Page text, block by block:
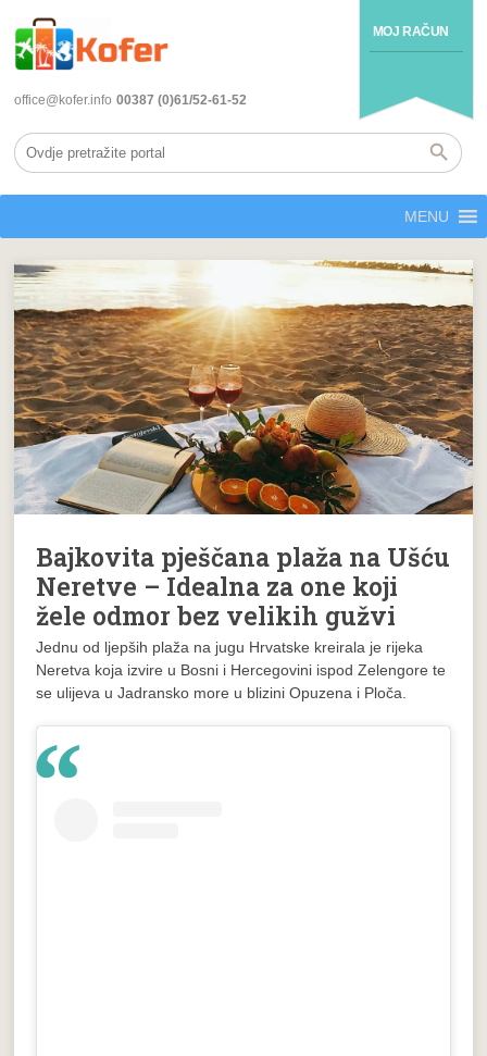
MOJ RAČUN
office@kofer.info 00387 (0)61/52-61-52
MENU
Bajkovita pješčana plaža na Ušću
Neretve – Idealna za one koji
žele odmor bez velikih gužvi
Jednu od ljepših plaža na jugu Hrvatske kreirala je rijeka
Neretva koja izvire u Bosni i Hercegovini ispod Zelengore te
se ulijeva u Jadransko more u blizini Opuzena i Ploča.